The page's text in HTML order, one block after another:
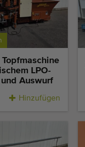
LPO-
Auswurf
Hinzufügen